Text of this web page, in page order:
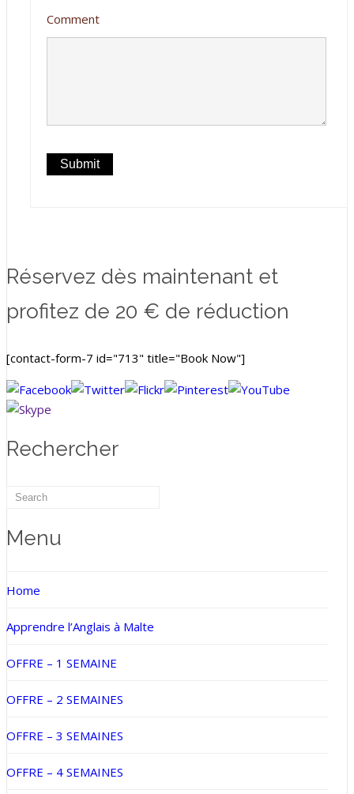
Comment
Réservez dès maintenant et
profitez de 20 € de réduction
[contact-form-7 id="713" title="Book Now"]
Rechercher
Menu
Home
Apprendre l’Anglais à Malte
OFFRE – 1 SEMAINE
OFFRE – 2 SEMAINES
OFFRE – 3 SEMAINES
OFFRE – 4 SEMAINES